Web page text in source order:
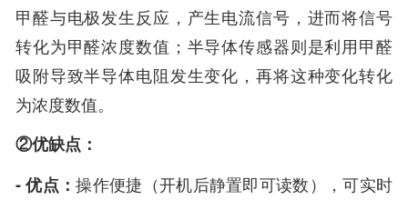
甲醛与电极发生反应，产生电流信号，进而将信号
转化为甲醛浓度数值；半导体传感器则是利用甲醛
吸附导致半导体电阻发生变化，再将这种变化转化
为浓度数值。
②优缺点：
- 优点：操作便捷（开机后静置即可读数），可实时